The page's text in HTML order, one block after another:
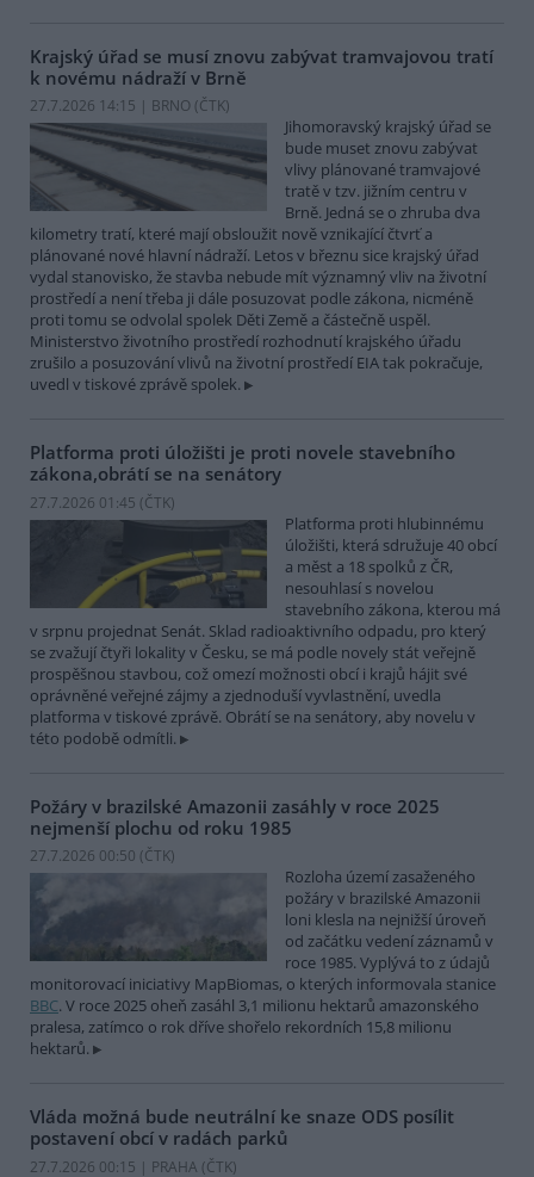
Krajský úřad se musí znovu zabývat tramvajovou tratí
k novému nádraží v Brně
27.7.2026 14:15 | BRNO (ČTK)
Jihomoravský krajský úřad se
bude muset znovu zabývat
vlivy plánované tramvajové
tratě v tzv. jižním centru v
Brně. Jedná se o zhruba dva
kilometry tratí, které mají obsloužit nově vznikající čtvrť a
plánované nové hlavní nádraží. Letos v březnu sice krajský úřad
vydal stanovisko, že stavba nebude mít významný vliv na životní
prostředí a není třeba ji dále posuzovat podle zákona, nicméně
proti tomu se odvolal spolek Děti Země a částečně uspěl.
Ministerstvo životního prostředí rozhodnutí krajského úřadu
zrušilo a posuzování vlivů na životní prostředí EIA tak pokračuje,
uvedl v tiskové zprávě spolek.
Platforma proti úložišti je proti novele stavebního
zákona,obrátí se na senátory
27.7.2026 01:45 (ČTK)
Platforma proti hlubinnému
úložišti, která sdružuje 40 obcí
a měst a 18 spolků z ČR,
nesouhlasí s novelou
stavebního zákona, kterou má
v srpnu projednat Senát. Sklad radioaktivního odpadu, pro který
se zvažují čtyři lokality v Česku, se má podle novely stát veřejně
prospěšnou stavbou, což omezí možnosti obcí i krajů hájit své
oprávněné veřejné zájmy a zjednoduší vyvlastnění, uvedla
platforma v tiskové zprávě. Obrátí se na senátory, aby novelu v
této podobě odmítli.
Požáry v brazilské Amazonii zasáhly v roce 2025
nejmenší plochu od roku 1985
27.7.2026 00:50 (ČTK)
Rozloha území zasaženého
požáry v brazilské Amazonii
loni klesla na nejnižší úroveň
od začátku vedení záznamů v
roce 1985. Vyplývá to z údajů
monitorovací iniciativy MapBiomas, o kterých informovala stanice
BBC. V roce 2025 oheň zasáhl 3,1 milionu hektarů amazonského
pralesa, zatímco o rok dříve shořelo rekordních 15,8 milionu
hektarů.
Vláda možná bude neutrální ke snaze ODS posílit
postavení obcí v radách parků
27.7.2026 00:15 | PRAHA (ČTK)